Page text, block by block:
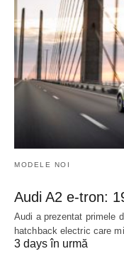
MODELE NOI
Audi A2 e-tron:
Audi a prezentat primele
hatchback electric care
3 days în urmă